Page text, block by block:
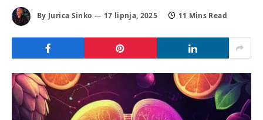
By Jurica Sinko 17 lipnja, 2025 11 Mins Read